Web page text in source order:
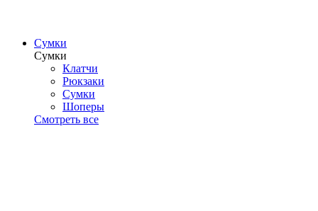
Сумки
Сумки
Клатчи
Рюкзаки
Сумки
Шоперы
Смотреть все